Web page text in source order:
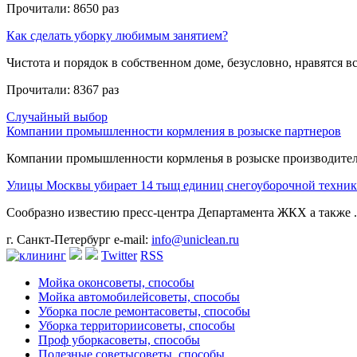
Прочитали: 8650 раз
Как сделать уборку любимым занятием?
Чистота и порядок в собственном доме, безусловно, нравятся
Прочитали: 8367 раз
Случайный выбор
Компании промышленности кормления в розыске партнеров
Компании промышленности кормленья в розыске
Улицы Москвы убирает 14 тыщ единиц снегоуборочной
Сообразно известию пресс-центра Департамента ЖКХ а также
г. Санкт-Петербург e-mail: info@uniclean.ru
Twitter RSS
Мойка оконсоветы, способы
Мойка автомобилейсоветы, способы
Уборка после ремонтасоветы, способы
Уборка территориисоветы, способы
Проф уборкасоветы, способы